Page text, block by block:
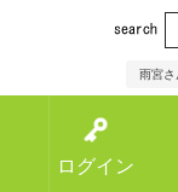
雨宮さ
ログイン